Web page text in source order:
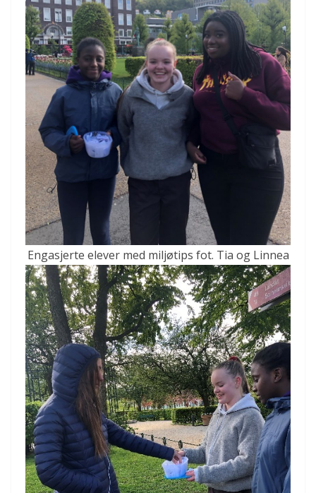
Engasjerte elever med miljøtips fot. Tia og Linnea